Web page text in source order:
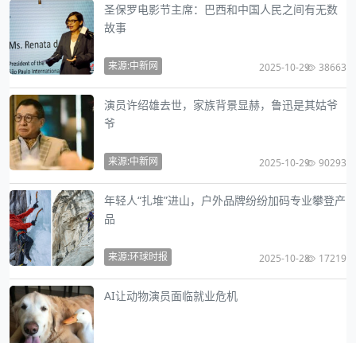
圣保罗电影节主席：巴西和中国人民之间有无数
故事
来源:中新网 2025-10-29 38663
演员许绍雄去世，家族背景显赫，鲁迅是其姑爷
爷
来源:中新网 2025-10-29 90293
年轻人“扎堆”进山，户外品牌纷纷加码专业攀登产
品
来源:环球时报 2025-10-28 17219
AI让动物演员面临就业危机